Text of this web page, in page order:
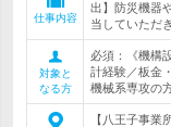
仕事内容
出】防災機器
当していただ
対象と
なる方
必須：《機構
計経験／板金
機械系専攻の
【八王子事